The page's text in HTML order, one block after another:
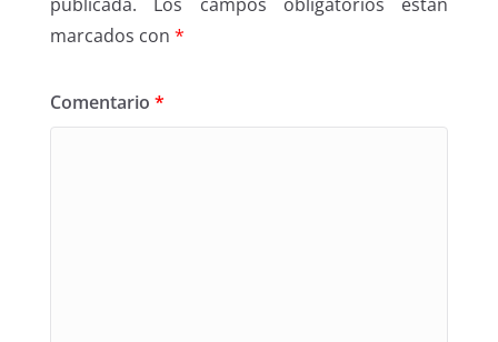
marcados con *
Comentario *